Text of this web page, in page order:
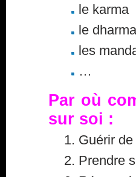
le karma
le dharma
les
…
Par où
sur soi :
Guérir
Prendre